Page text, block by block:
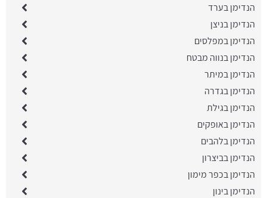
הנדימן בערד
הנדימן בניצן
הנדימן במפלסים
הנדימן בנווה מבטח
הנדימן במיתר
הנדימן בגדרה
הנדימן בגילת
הנדימן באופקים
הנדימן בלהבים
הנדימן בביצרון
הנדימן בכפר מימון
הנדימן בינון